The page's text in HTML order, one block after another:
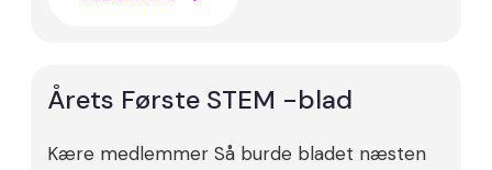
Årets Første STEM -blad
Kære medlemmer Så burde bladet næsten